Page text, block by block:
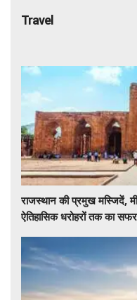
Travel
राजस्थान की प्रमुख मस्जिदें,
ऐतिहासिक धरोहरों तक का सफर